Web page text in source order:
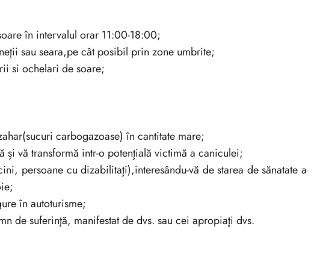
în intervalul orar 11:00-18:00;
sau seara,pe cât posibil prin zone umbrite;
si ochelari de soare;
carbogazoase) în cantitate mare;
și vă transformă intr-o potenţială victimă a caniculei;
persoane cu dizabilitaţi),interesându-vă de starea de sănatate a
în autoturisme;
de suferinţă, manifestat de dvs. sau cei apropiaţi dvs.